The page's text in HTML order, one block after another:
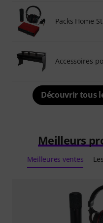
Packs Home
Accessoires
Découvrir tous
Meilleurs
Meilleures ventes